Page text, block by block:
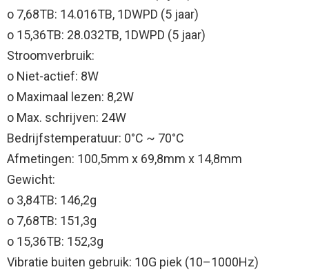
o 7,68TB: 14.016TB, 1DWPD (5 jaar)
o 15,36TB: 28.032TB, 1DWPD (5 jaar)
Stroomverbruik:
o Niet-actief: 8W
o Maximaal lezen: 8,2W
o Max. schrijven: 24W
Bedrijfstemperatuur: 0°C ~ 70°C
Afmetingen: 100,5mm x 69,8mm x 14,8mm
Gewicht:
o 3,84TB: 146,2g
o 7,68TB: 151,3g
o 15,36TB: 152,3g
Vibratie buiten gebruik: 10G piek (10–1000Hz)